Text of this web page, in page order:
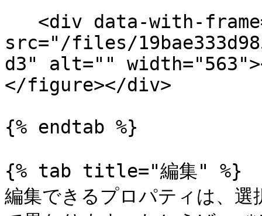
src="/files/
d3" alt=""
</figure></div>
{% endtab %}
{% tab title="編集" %}
編集できるプロパティは、